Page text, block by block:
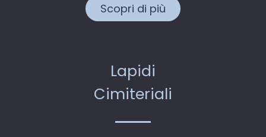
Scopri di più
Lapidi
Cimiteriali